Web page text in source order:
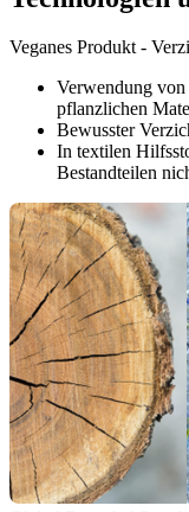
Veganes Produkt -
Verwendung von
pflanzlichen
Bewusster
In textilen
Bestandteilen